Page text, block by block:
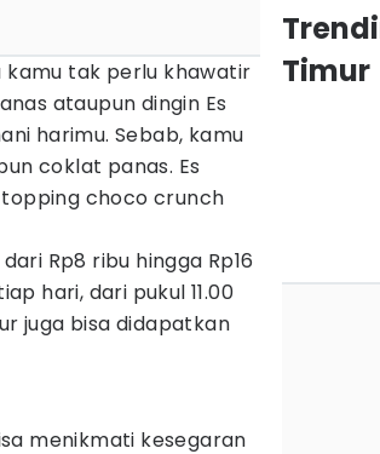
kamu tak perlu khawatir
ataupun dingin Es
harimu. Sebab, kamu
coklat panas. Es
choco crunch
Rp8 ribu hingga Rp16
hari, dari pukul 11.00
juga bisa didapatkan
menikmati kesegaran
Timur